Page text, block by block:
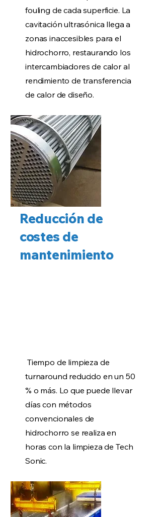
fouling de cada superficie. La
cavitación ultrasónica llega a
zonas inaccesibles para el
hidrochorro, restaurando los
intercambiadores de calor al
rendimiento de transferencia
de calor de diseño.
Reducción de
costes de
mantenimiento
Tiempo de limpieza de
turnaround reducido en un 50
% o más. Lo que puede llevar
días con métodos
convencionales de
hidrochorro se realiza en
horas con la limpieza de Tech
Sonic.